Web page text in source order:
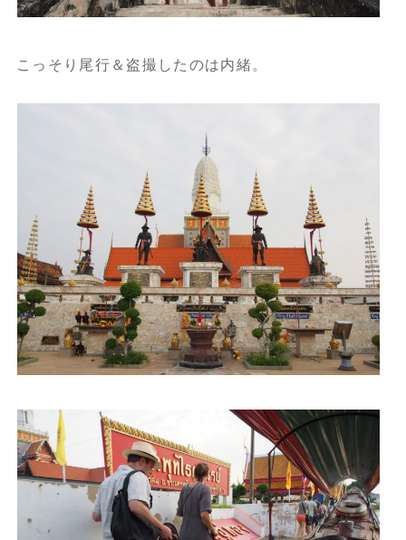
こっそり尾行＆盗撮したのは内緒。